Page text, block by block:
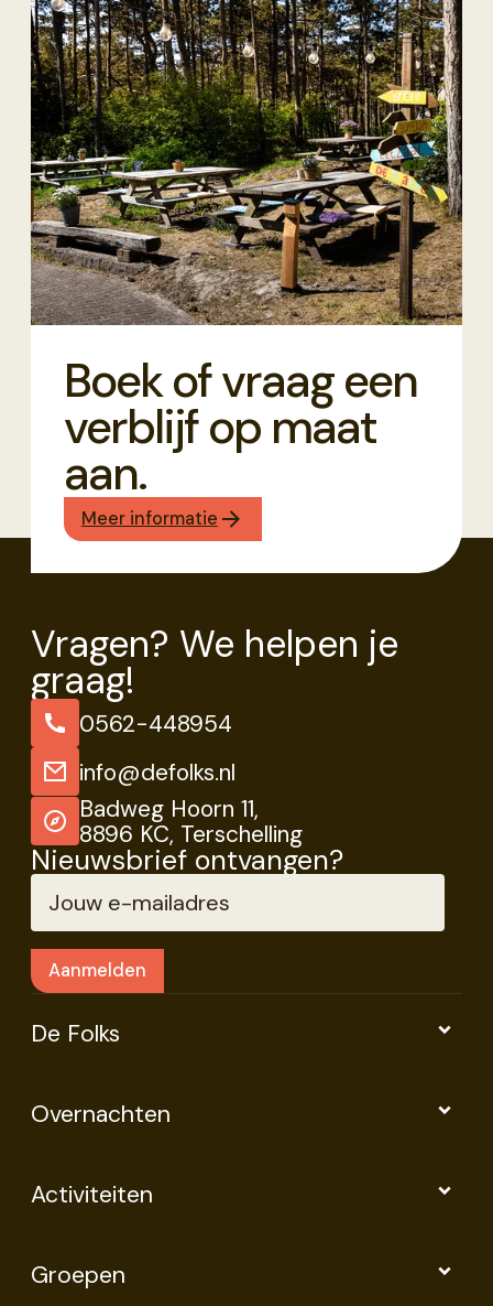
Boek of vraag een
verblijf op maat
aan.
Meer informatie
Vragen? We helpen je
graag!
0562-448954
info@defolks.nl
Badweg Hoorn 11,
8896 KC, Terschelling
Nieuwsbrief ontvangen?
De Folks
Overnachten
Activiteiten
Groepen